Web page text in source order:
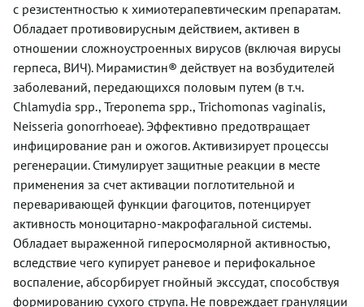
с резистентностью к химиотерапевтическим препаратам.
Обладает противовирусным действием, активен в
отношении сложноустроенных вирусов (включая вирусы
герпеса, ВИЧ). Мирамистин® действует на возбудителей
заболеваний, передающихся половым путем (в т.ч.
Chlamydia spp., Treponema spp., Trichomonas vaginalis,
Neisseria gonorrhoeae). Эффективно предотвращает
инфицирование ран и ожогов. Активизирует процессы
регенерации. Стимулирует защитные реакции в месте
применения за счет активации поглотительной и
переваривающей функции фагоцитов, потенцирует
активность моноцитарно-макрофагальной системы.
Обладает выраженной гиперосмолярной активностью,
вследствие чего купирует раневое и перифокальное
воспаление, абсорбирует гнойный экссудат, способствуя
формированию сухого струпа. Не повреждает грануляции